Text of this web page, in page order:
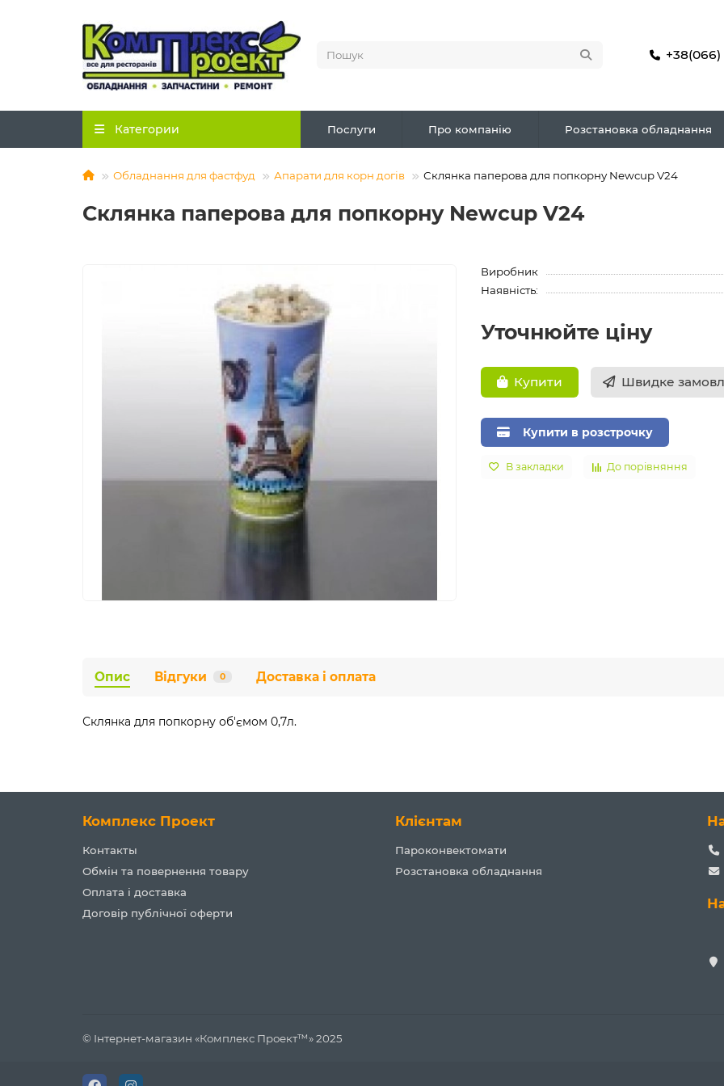
+38(066)
Категории Послуги Про компанію Розстановка обладнання
Обладнання для фастфуд Апарати для корн догів Склянка паперова для попкорну Newcup V24
Склянка паперова для попкорну Newcup V24
Виробник
Наявність:
Уточнюйте ціну
Купити Швидке
Купити в розстрочку
В закладки До порівняння
Опис Відгуки 0 Доставка і оплата
Склянка для попкорну об'ємом 0,7л.
Комплекс Проект
Контакты
Обмін та повернення товару
Оплата і доставка
Договір публічної оферти
Клієнтам
Пароконвектомати
Розстановка обладнання
© Інтернет-магазин «Комплекс Проект™» 2025